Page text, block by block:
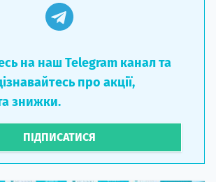
на наш Telegram канал та
про акції,
знижки.
ПІДПИСАТИСЯ